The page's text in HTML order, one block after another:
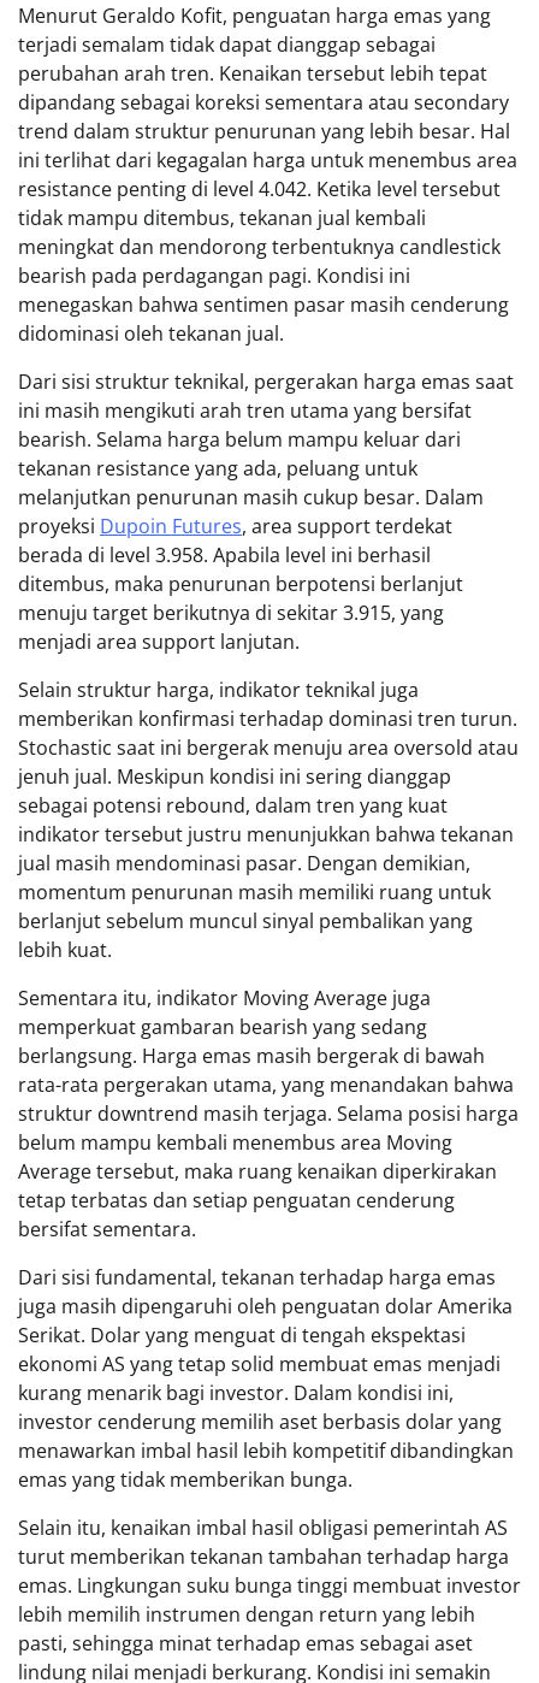
Menurut Geraldo Kofit, penguatan harga emas yang
terjadi semalam tidak dapat dianggap sebagai
perubahan arah tren. Kenaikan tersebut lebih tepat
dipandang sebagai koreksi sementara atau secondary
trend dalam struktur penurunan yang lebih besar. Hal
ini terlihat dari kegagalan harga untuk menembus area
resistance penting di level 4.042. Ketika level tersebut
tidak mampu ditembus, tekanan jual kembali
meningkat dan mendorong terbentuknya candlestick
bearish pada perdagangan pagi. Kondisi ini
menegaskan bahwa sentimen pasar masih cenderung
didominasi oleh tekanan jual.
Dari sisi struktur teknikal, pergerakan harga emas saat
ini masih mengikuti arah tren utama yang bersifat
bearish. Selama harga belum mampu keluar dari
tekanan resistance yang ada, peluang untuk
melanjutkan penurunan masih cukup besar. Dalam
proyeksi Dupoin Futures, area support terdekat
berada di level 3.958. Apabila level ini berhasil
ditembus, maka penurunan berpotensi berlanjut
menuju target berikutnya di sekitar 3.915, yang
menjadi area support lanjutan.
Selain struktur harga, indikator teknikal juga
memberikan konfirmasi terhadap dominasi tren turun.
Stochastic saat ini bergerak menuju area oversold atau
jenuh jual. Meskipun kondisi ini sering dianggap
sebagai potensi rebound, dalam tren yang kuat
indikator tersebut justru menunjukkan bahwa tekanan
jual masih mendominasi pasar. Dengan demikian,
momentum penurunan masih memiliki ruang untuk
berlanjut sebelum muncul sinyal pembalikan yang
lebih kuat.
Sementara itu, indikator Moving Average juga
memperkuat gambaran bearish yang sedang
berlangsung. Harga emas masih bergerak di bawah
rata-rata pergerakan utama, yang menandakan bahwa
struktur downtrend masih terjaga. Selama posisi harga
belum mampu kembali menembus area Moving
Average tersebut, maka ruang kenaikan diperkirakan
tetap terbatas dan setiap penguatan cenderung
bersifat sementara.
Dari sisi fundamental, tekanan terhadap harga emas
juga masih dipengaruhi oleh penguatan dolar Amerika
Serikat. Dolar yang menguat di tengah ekspektasi
ekonomi AS yang tetap solid membuat emas menjadi
kurang menarik bagi investor. Dalam kondisi ini,
investor cenderung memilih aset berbasis dolar yang
menawarkan imbal hasil lebih kompetitif dibandingkan
emas yang tidak memberikan bunga.
Selain itu, kenaikan imbal hasil obligasi pemerintah AS
turut memberikan tekanan tambahan terhadap harga
emas. Lingkungan suku bunga tinggi membuat investor
lebih memilih instrumen dengan return yang lebih
pasti, sehingga minat terhadap emas sebagai aset
lindung nilai menjadi berkurang. Kondisi ini semakin